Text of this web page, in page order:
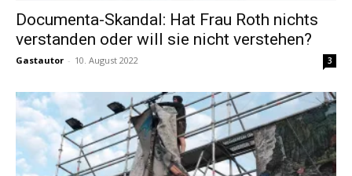
Documenta-Skandal: Hat Frau Roth nichts
verstanden oder will sie nicht verstehen?
Gastautor - 10. August 2022 3